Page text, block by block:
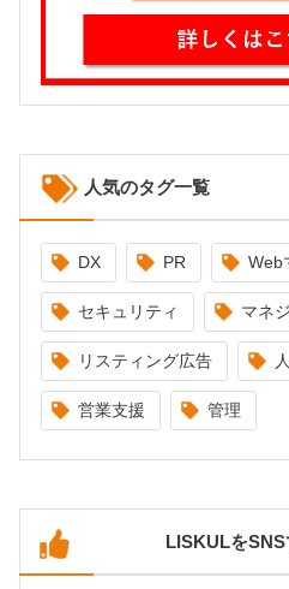
人気のタグ一覧
DX PR Web
セキュリティ マネ
リスティング広告
営業支援 管理
LISKULをSNS